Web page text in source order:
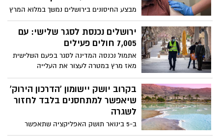
והמוסכים יפעלו כרגיל.
מבצע החיסונים בירושלים נמשך במלוא המרץ
וכי כלל קופות החולים יבצעו את החיסונים
בסניפי הקופות הפרוסים ברחבי העיר.
במתחם הארנה העירוני ימשיכו השבוע לבצע
להיפתח מתחמי חיסון עירוניים נוספים עבור
קופות החולים
ירושלים נכנסת לסגר שלישי: עם
7,005 חולים פעילים
אתמול נכנסה המדינה לסגר בפעם השלישית
מאז מרץ במטרה לעצור את העלייה
בתחלואה בקורונה. לשם אכיפת הסגר
המשטרה גייסה כ-4,000 אנשי שיטור- בין
השאר יוצבו מחסומים בצמתים מרכזיים
בשכונות העיר. הלימודים בבתי הספר ימשכו
כרגיל. במקביל: נמשכים מבצעי החיסונים
והבדיקות
בקרוב יושק יישומון 'הדרכון הירוק'
שיאפשר למתחסנים בלבד לחזור
לשגרה
ב-5 בינואר תושק האפליקציה שתאפשר
לישראלים לחזור לשגרה. הדרכון הירוק,